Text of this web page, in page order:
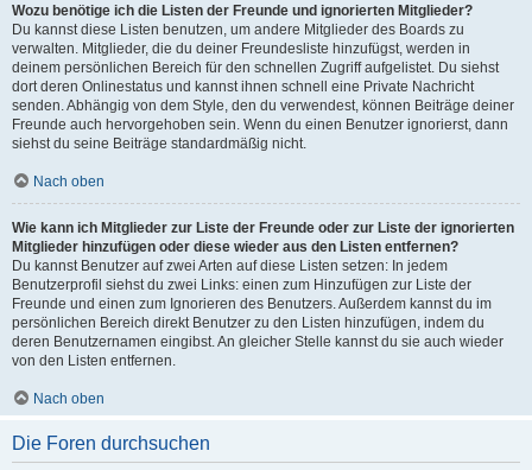
Wozu benötige ich die Listen der Freunde und ignorierten Mitglieder?
Du kannst diese Listen benutzen, um andere Mitglieder des Boards zu
verwalten. Mitglieder, die du deiner Freundesliste hinzufügst, werden in
deinem persönlichen Bereich für den schnellen Zugriff aufgelistet. Du siehst
dort deren Onlinestatus und kannst ihnen schnell eine Private Nachricht
senden. Abhängig von dem Style, den du verwendest, können Beiträge deiner
Freunde auch hervorgehoben sein. Wenn du einen Benutzer ignorierst, dann
siehst du seine Beiträge standardmäßig nicht.
Nach oben
Wie kann ich Mitglieder zur Liste der Freunde oder zur Liste der ignorierten
Mitglieder hinzufügen oder diese wieder aus den Listen entfernen?
Du kannst Benutzer auf zwei Arten auf diese Listen setzen: In jedem
Benutzerprofil siehst du zwei Links: einen zum Hinzufügen zur Liste der
Freunde und einen zum Ignorieren des Benutzers. Außerdem kannst du im
persönlichen Bereich direkt Benutzer zu den Listen hinzufügen, indem du
deren Benutzernamen eingibst. An gleicher Stelle kannst du sie auch wieder
von den Listen entfernen.
Nach oben
Die Foren durchsuchen